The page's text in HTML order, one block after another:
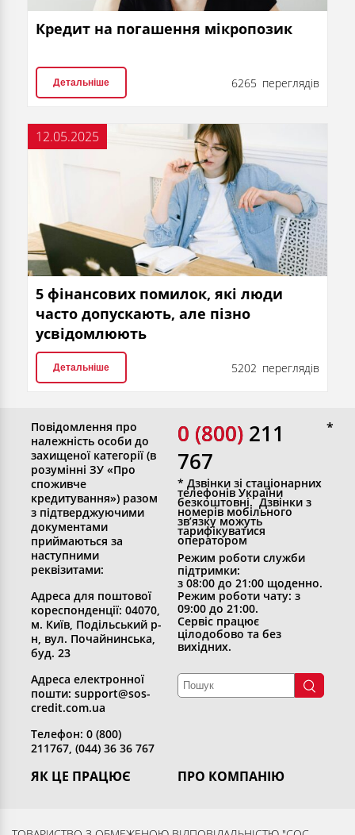
Кредит на погашення мікропозик
Детальніше 6265 переглядів
12.05.2025
5 фінансових помилок, які люди
часто допускають, але пізно
усвідомлюють
Детальніше 5202 переглядів
ЯК ЦЕ ПРАЦЮЄ
Повернути кредит
ПРО КОМПАНІЮ
Розкриття інформації
Повідомлення про
належність особи до
захищеної категорії (в
розумінні ЗУ «Про
споживче
кредитування») разом
з підтверджуючими
документами
приймаються за
наступними
реквізитами:
Адреса для поштової
кореспонденції: 04070,
м. Київ, Подільський р-
н, вул. Почайнинська,
буд. 23
Адреса електронної
пошти: support@sos-
credit.com.ua
Телефон: 0 (800)
211767, (044) 36 36 767
0 (800)
0 (800) 211
767
* Дзвінки зі стаціонарних
телефонів України
безкоштовні. Дзвінки з
номерів мобільного
зв’язку можуть
тарифікуватися
оператором
Режим роботи служби
підтримки:
з 08:00 до 21:00 щоденно.
Режим роботи чату: з
09:00 до 21:00.
Сервіс працює
цілодобово та без
вихідних.